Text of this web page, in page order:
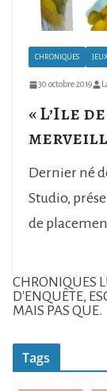
CHRONIQUES
30 octobre 2019
« L’Ile
Dernier né
Studio,
de
CHRONIQUES
D'ENQUÊTE,
MAIS PAS QUE.
Tags